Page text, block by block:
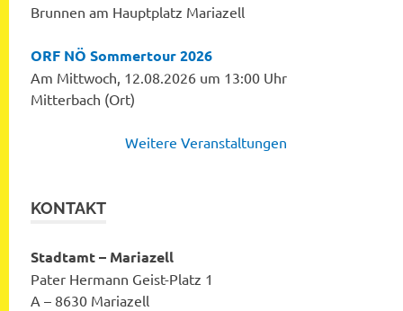
Brunnen am Hauptplatz Mariazell
ORF NÖ Sommertour 2026
Am Mittwoch, 12.08.2026 um 13:00 Uhr
Mitterbach (Ort)
Weitere Veranstaltungen
KONTAKT
Stadtamt – Mariazell
Pater Hermann Geist-Platz 1
A – 8630 Mariazell